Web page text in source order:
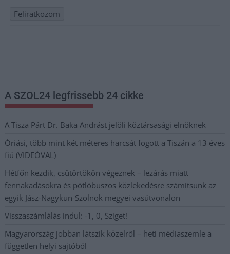
A SZOL24 legfrissebb 24 cikke
A Tisza Párt Dr. Baka Andrást jelöli köztársasági elnöknek
Óriási, több mint két méteres harcsát fogott a Tiszán a 13 éves
fiú (VIDEÓVAL)
Hétfőn kezdik, csütörtökön végeznek – lezárás miatt
fennakadásokra és pótlóbuszos közlekedésre számítsunk az
egyik Jász-Nagykun-Szolnok megyei vasútvonalon
Visszaszámlálás indul: -1, 0, Sziget!
Magyarország jobban látszik közelről – heti médiaszemle a
független helyi sajtóból